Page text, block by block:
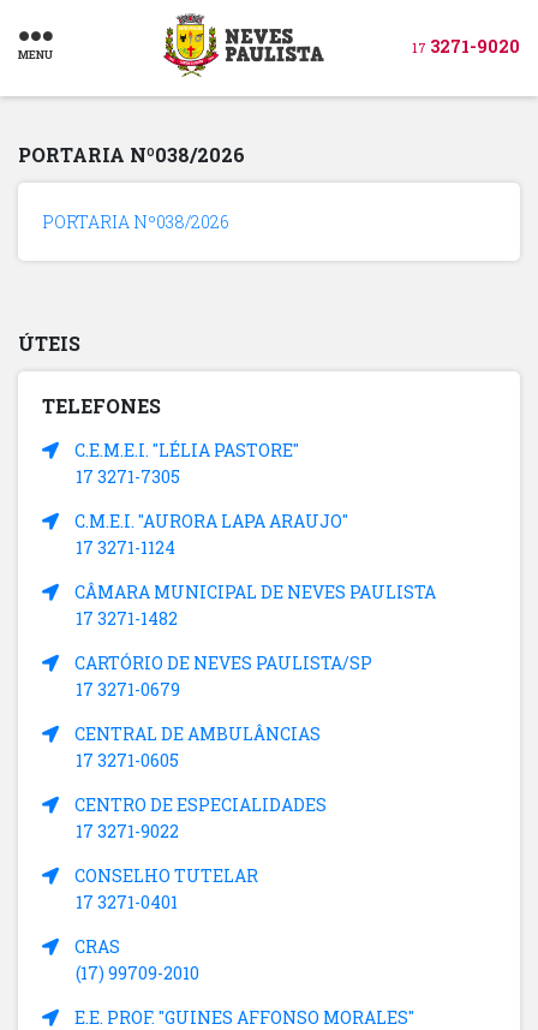
MENU 17 3271-9020
PORTARIA Nº038/2026
PORTARIA Nº038/2026
ÚTEIS
TELEFONES
C.E.M.E.I. "LÉLIA PASTORE"
17 3271-7305
C.M.E.I. "AURORA LAPA ARAUJO"
17 3271-1124
CÂMARA MUNICIPAL DE NEVES PAULISTA
17 3271-1482
CARTÓRIO DE NEVES PAULISTA/SP
17 3271-0679
CENTRAL DE AMBULÂNCIAS
17 3271-0605
CENTRO DE ESPECIALIDADES
17 3271-9022
CONSELHO TUTELAR
17 3271-0401
CRAS
(17) 99709-2010
E.E. PROF. "GUINES AFFONSO MORALES"